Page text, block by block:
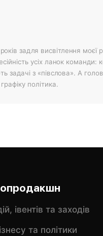
задля висвітлення моєї
усіх ланок
задачі з «півслова». А
політика.
івентів та заходів
та політики